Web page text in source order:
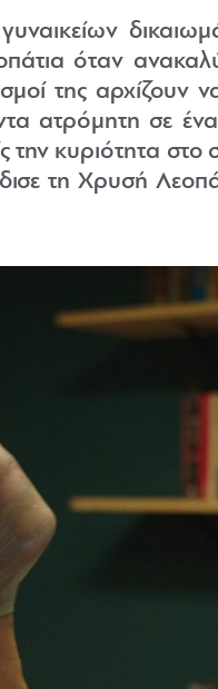
γυναικείων
όταν
της αρχίζουν
ατρόμητη σε
κυριότητα στο
τη Χρυσή